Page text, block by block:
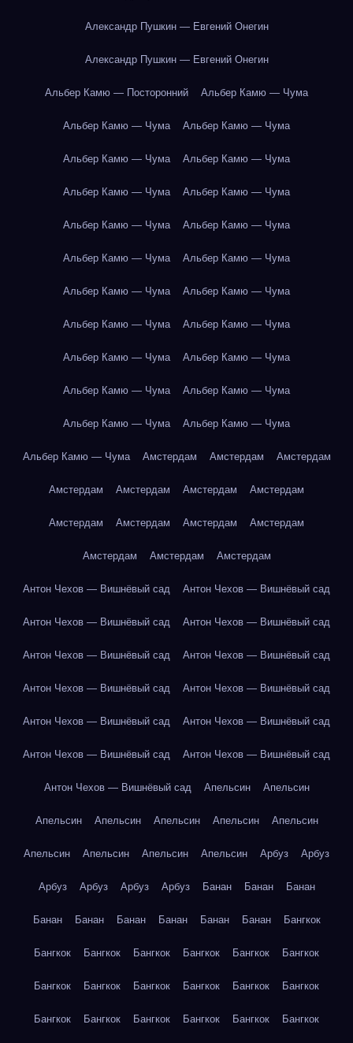
Александр Пушкин — Евгений Онегин
Александр Пушкин — Евгений Онегин
Альбер Камю — Посторонний Альбер Камю — Чума
Альбер Камю — Чума Альбер Камю — Чума
Альбер Камю — Чума Альбер Камю — Чума
Альбер Камю — Чума Альбер Камю — Чума
Альбер Камю — Чума Альбер Камю — Чума
Альбер Камю — Чума Альбер Камю — Чума
Альбер Камю — Чума Альбер Камю — Чума
Альбер Камю — Чума Альбер Камю — Чума
Альбер Камю — Чума Альбер Камю — Чума
Альбер Камю — Чума Альбер Камю — Чума
Альбер Камю — Чума Альбер Камю — Чума
Альбер Камю — Чума Амстердам Амстердам Амстердам
Амстердам Амстердам Амстердам Амстердам
Амстердам Амстердам Амстердам Амстердам
Амстердам Амстердам Амстердам
Антон Чехов — Вишнёвый сад Антон Чехов — Вишнёвый сад
Антон Чехов — Вишнёвый сад Антон Чехов — Вишнёвый сад
Антон Чехов — Вишнёвый сад Антон Чехов — Вишнёвый сад
Антон Чехов — Вишнёвый сад Антон Чехов — Вишнёвый сад
Антон Чехов — Вишнёвый сад Антон Чехов — Вишнёвый сад
Антон Чехов — Вишнёвый сад Антон Чехов — Вишнёвый сад
Антон Чехов — Вишнёвый сад Апельсин Апельсин
Апельсин Апельсин Апельсин Апельсин Апельсин
Апельсин Апельсин Апельсин Апельсин Арбуз Арбуз
Арбуз Арбуз Арбуз Арбуз Банан Банан Банан
Банан Банан Банан Банан Банан Банан Бангкок
Бангкок Бангкок Бангкок Бангкок Бангкок Бангкок
Бангкок Бангкок Бангкок Бангкок Бангкок Бангкок
Бангкок Бангкок Бангкок Бангкок Бангкок Бангкок